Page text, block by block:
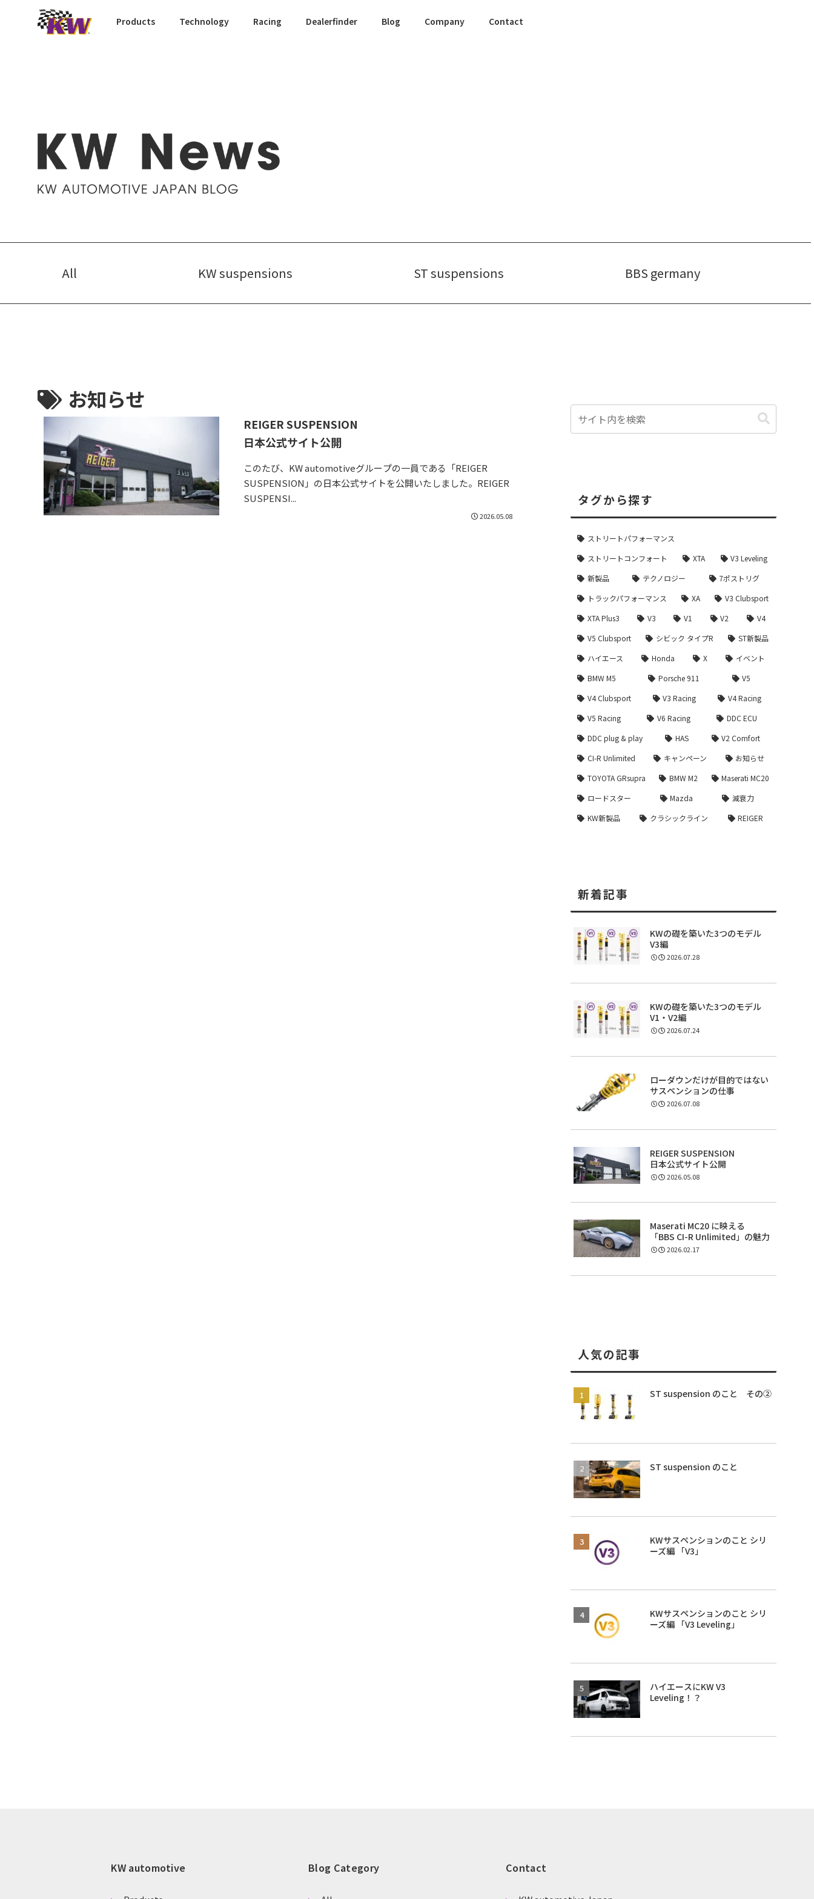
Products Technology Racing Dealerfinder Blog Company Contact
All KW suspensions ST suspensions BBS germany
お知らせ
REIGER SUSPENSION
日本公式サイト公開
このたび、KW automotiveグループの一員である「REIGER
SUSPENSION」の日本公式サイトを公開いたしました。REIGER
SUSPENSI...
2026.05.08
タグから探す
ストリートパフォーマンス
ストリートコンフォート
XTA
V3 Leveling
新製品
テクノロジー
7ポストリグ
トラックパフォーマンス
XA
V3 Clubsport
XTA Plus3
V3 V1 V2
V4
V5 Clubsport
シビック タイプR
ST新製品
ハイエース
Honda X
イベント
BMW M5
Porsche 911
V5
V4 Clubsport
V3 Racing
V4 Racing
V5 Racing
V6 Racing
DDC ECU
DDC plug & play
HAS
V2 Comfort
CI-R Unlimited
キャンペーン
お知らせ
TOYOTA GRsupra
BMW M2
Maserati MC20
ロードスター
Mazda
減衰力
KW新製品
クラシックライン REIGER
新着記事
KWの礎を築いた3つのモデル
V3編
2026.07.28
KWの礎を築いた3つのモデル
V1・V2編
2026.07.24
ローダウンだけが目的ではない
サスペンションの仕事
2026.07.08
REIGER SUSPENSION
日本公式サイト公開
2026.05.08
Maserati MC20 に映える
「BBS CI-R Unlimited」の魅力
2026.02.17
人気の記事
ST suspension のこと その②
ST suspension のこと
KWサスペンションのこと シリ
ーズ編 「V3」
KWサスペンションのこと シリ
ーズ編 「V3 Leveling」
ハイエースにKW V3
Leveling！？
KW automotive Blog Category Contact